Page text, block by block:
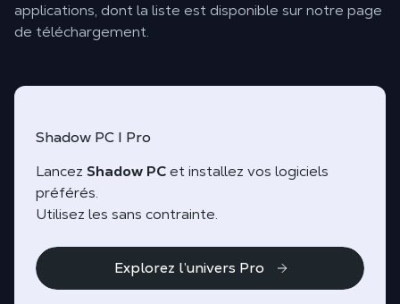
applications, dont la liste est disponible sur notre page
de téléchargement.
Shadow PC I Pro
Lancez Shadow PCet installez vos logiciels
préférés.
Utilisez les sans contrainte.
Explorez l’univers Pro